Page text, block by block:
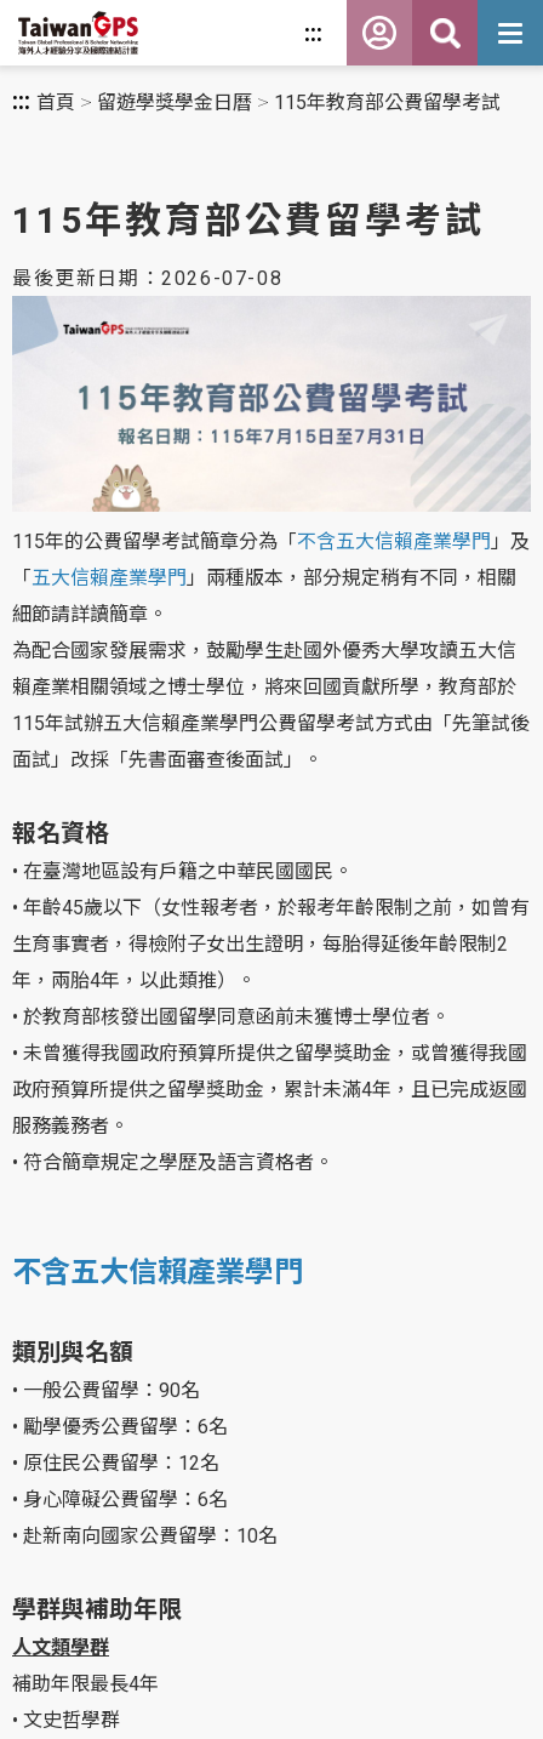
內
:::
::: 首頁 留遊學獎學金日曆 115年教育部公費留學考試
115年教育部公費留學考試
最後更新日期：2026-07-08
115年的公費留學考試簡章分為「 不含五大信賴產業學門 」及
「 五大信賴產業學門 」兩種版本，部分規定稍有不同，相關
細節請詳讀簡章。
為配合國家發展需求，鼓勵學生赴國外優秀大學攻讀五大信
賴產業相關領域之博士學位，將來回國貢獻所學，教育部於
115年試辦五大信賴產業學門公費留學考試方式由「先筆試後
面試」改採「先書面審查後面試」。
報名資格
• 在臺灣地區設有戶籍之中華民國國民。
• 年齡45歲以下（女性報考者，於報考年齡限制之前，如曾有
生育事實者，得檢附子女出生證明，每胎得延後年齡限制2
年，兩胎4年，以此類推）。
• 於教育部核發出國留學同意函前未獲博士學位者。
• 未曾獲得我國政府預算所提供之留學獎助金，或曾獲得我國
政府預算所提供之留學獎助金，累計未滿4年，且已完成返國
服務義務者。
• 符合簡章規定之學歷及語言資格者。
不含五大信賴產業學門
類別與名額
• 一般公費留學：90名
• 勵學優秀公費留學：6名
• 原住民公費留學：12名
• 身心障礙公費留學：6名
• 赴新南向國家公費留學：10名
學群與補助年限
人文類學群
補助年限最長4年
• 文史哲學群